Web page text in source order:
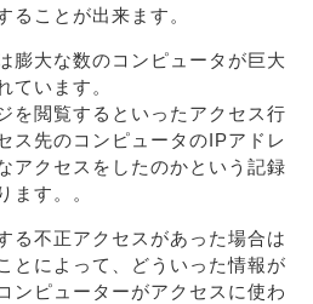
ることが出来ます。
膨大な数のコンピュータが巨大
ています。
を閲覧するといったアクセス行
ス先のコンピュータのIPアドレ
アクセスをしたのかという記録
ます。。
る不正アクセスがあった場合は
とによって、どういった情報が
ンピューターがアクセスに使わ